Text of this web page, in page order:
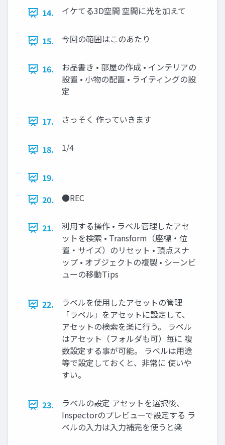
14. イケてる3D空間 空間に光を加えて
15. 今回の範囲はこのあたり
16.
お品書き • 部屋の作成 • インテリアの
設置 • ⼩物の配置 • ライティングの設
定
17. さっそく 作っていきます
18. 1/4
19.
20.
●REC
21.
利⽤する操作 • ラベル管理したアセ
ットを検索 • Transform（座標・位
置・サイズ）のリセット • 頂点スナ
ップ • オブジェクトの複製 • シーンビ
ューの移動Tips
22.
ラベルを使⽤したアセットの管理
「ラベル」をアセットに設定して、
アセットの検索を楽に⾏う。 ラベル
はアセット（フォルダも可）毎に 複
数設定する事が可能。 ラベルは⽤途
等で設定しておくと、⾮常に 使いや
すい。
23.
ラベルの設定 アセットを選択後、
Inspectorのプレビューで設定する ラ
ベルの⼊⼒は⼊⼒補完を使うと楽